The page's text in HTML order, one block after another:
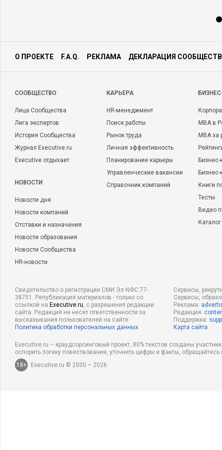
О ПРОЕКТЕ F.A.Q. РЕКЛАМА ДЕКЛАРАЦИЯ
CООБЩЕСТВО
Лица Сообщества
Лига экспертов
История Сообщества
Журнал Executive.ru
Executive отдыхает
НОВОСТИ
Новости дня
Новости компаний
Отставки и назначения
Новости образования
Новости Сообщества
HR-новости
КАРЬЕРА
HR-менеджмент
Поиск работы
Рынок труда
Личная эффективность
Планирование карьеры
Управленческие вакансии
Справочник компаний
MBA в
MBA
Бизнес-
Книги
Тесты
Видео
Свидетельство о регистрации СМИ Эл NФС 77-
38751. Републикация материалов - только со
ссылкой на Executive.ru, с разрешения редакции
сайта. Редакция не несет ответственности за
высказывания пользователей на сайте.
Политика обработки персональных данных
Сервисы,
Сервисы,
Реклама:
Редакция:
Поддержка:
Карта сайта
Executive.ru – краудсорсинговый проект, 80% текстов созданы
оспорить логику повествования, уточнить цифры и факты,
18+
Executive.ru © 2000 – 2026.